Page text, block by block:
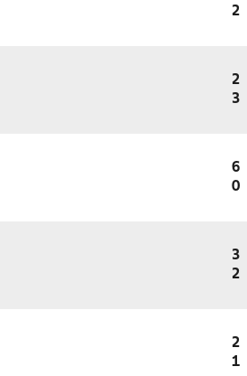
2
2
3
6
0
3
2
2
1